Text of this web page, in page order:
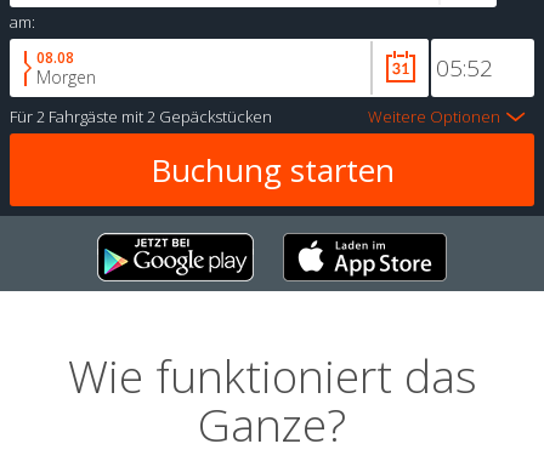
am:
08.08
Morgen
Für2 Fahrgäste mit2 Gepäckstücken Weitere Optionen
Wie funktioniert das
Ganze?